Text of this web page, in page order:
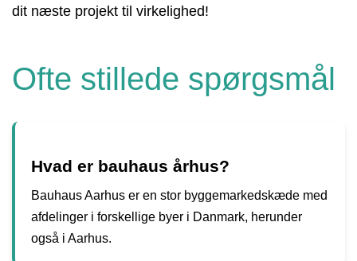
dit næste projekt til virkelighed!
Ofte stillede spørgsmål
Hvad er bauhaus århus?
Bauhaus Aarhus er en stor byggemarkedskæde med
afdelinger i forskellige byer i Danmark, herunder
også i Aarhus.